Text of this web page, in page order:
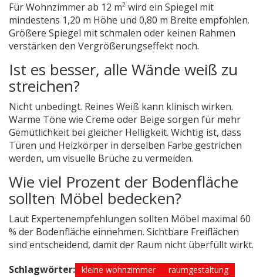
Für Wohnzimmer ab 12 m² wird ein Spiegel mit
mindestens 1,20 m Höhe und 0,80 m Breite empfohlen.
Größere Spiegel mit schmalen oder keinen Rahmen
verstärken den Vergrößerungseffekt noch.
Ist es besser, alle Wände weiß zu
streichen?
Nicht unbedingt. Reines Weiß kann klinisch wirken.
Warme Töne wie Creme oder Beige sorgen für mehr
Gemütlichkeit bei gleicher Helligkeit. Wichtig ist, dass
Türen und Heizkörper in derselben Farbe gestrichen
werden, um visuelle Brüche zu vermeiden.
Wie viel Prozent der Bodenfläche
sollten Möbel bedecken?
Laut Expertenempfehlungen sollten Möbel maximal 60
% der Bodenfläche einnehmen. Sichtbare Freiflächen
sind entscheidend, damit der Raum nicht überfüllt wirkt.
Schlagwörter: kleine wohnzimmer
raumgestaltung